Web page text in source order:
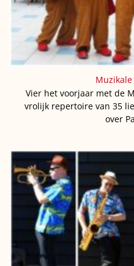
Muzikale
Vier het voorjaar met de
vrolijk repertoire van 35
over